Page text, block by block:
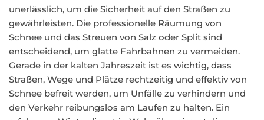
unerlässlich, um die Sicherheit auf den Straßen zu
gewährleisten. Die professionelle Räumung von
Schnee und das Streuen von Salz oder Split sind
entscheidend, um glatte Fahrbahnen zu vermeiden.
Gerade in der kalten Jahreszeit ist es wichtig, dass
Straßen, Wege und Plätze rechtzeitig und effektiv von
Schnee befreit werden, um Unfälle zu verhindern und
den Verkehr reibungslos am Laufen zu halten. Ein